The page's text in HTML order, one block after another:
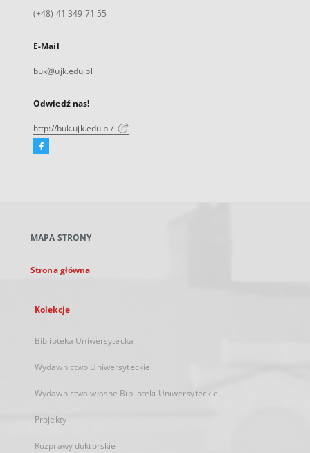
(+48) 41 349 71 55
E-Mail
buk@ujk.edu.pl
Odwiedź nas!
http://buk.ujk.edu.pl/
Facebook
karcie
MAPA STRONY
Strona główna
Kolekcje
Biblioteka Uniwersytecka
Wydawnictwo Uniwersyteckie
Wydawnictwa własne Biblioteki Uniwersyteckiej
Projekty
Rozprawy doktorskie